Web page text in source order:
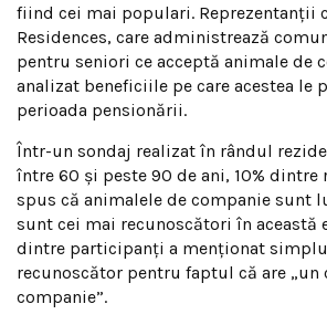
fiind cei mai populari. Reprezentanții
Residences, care administrează
pentru seniori ce acceptă animale de
analizat beneficiile pe care acestea le
perioada pensionării.
Într-un sondaj realizat în rândul
între 60 și peste 90 de ani, 10% dintre
spus că animalele de companie sunt
sunt cei mai recunoscători în această
dintre participanți a menționat
recunoscător pentru faptul că are „un
companie”.